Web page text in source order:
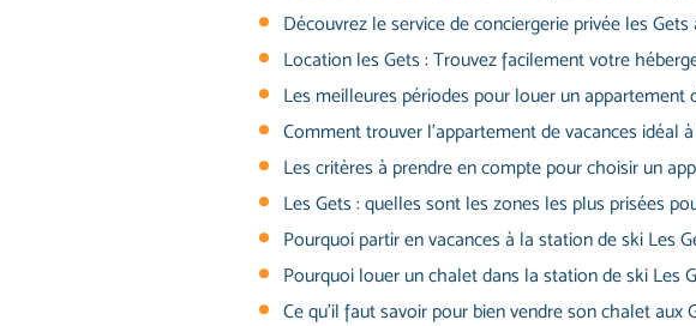
Découvrez le service de conciergerie privée les Gets
Location les Gets : Trouvez facilement votre
Les meilleures périodes pour louer un appartement
Comment trouver l’appartement de vacances idéal
Les critères à prendre en compte pour choisir un
Les Gets : quelles sont les zones les plus prisées
Pourquoi partir en vacances à la station de ski Les
Pourquoi louer un chalet dans la station de ski Les
Ce qu’il faut savoir pour bien vendre son chalet aux